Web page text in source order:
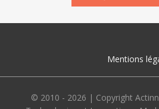
Mentions
© 2010 - 2026 | Copyright